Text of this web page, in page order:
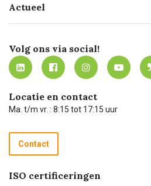
Missie
Werken bij Carel Lurvink
MVO
Bezorgen
Mijn Carel Lurvink
Mijn Carel Lurvink instructievideo's
Carel Lurvink App
Hulp op afstand
Technische dienst
Recycle programma
Betalen
Actueel
Innovation LAB
Tevreden klanten
Carel Lurvink Blog
Carel de podcast
Volg ons via social!
Locatie en contact
Ma. t/m vr. : 8:15 tot 17:15 uur
Contact
ISO certificeringen